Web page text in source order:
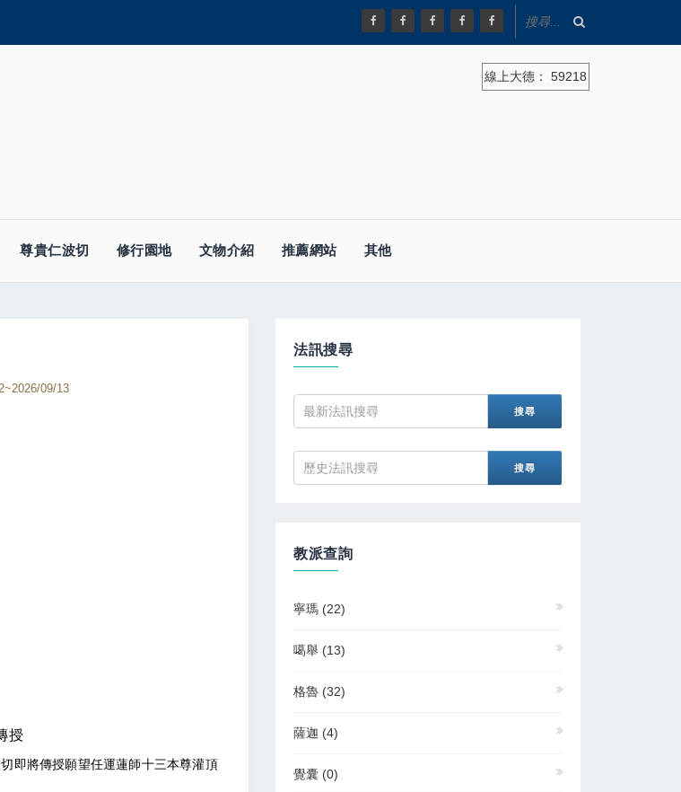
線上大德： 59218
尊貴仁波切 修行園地 文物介紹 推薦網站 其他
09/13
授
即將傳授願望任運蓮師十三本尊灌頂
法訊搜尋
教派查詢
寧瑪 (22)
噶舉 (13)
格魯 (32)
薩迦 (4)
覺囊 (0)